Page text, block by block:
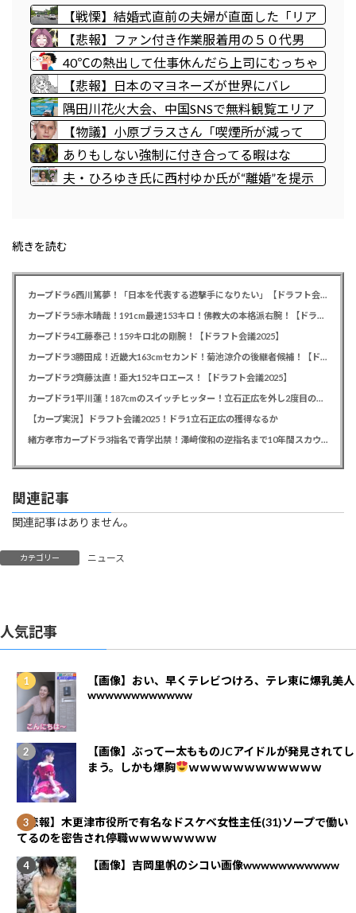
【戦慄】結婚式直前の夫婦が直面した「リア
ル死の恐怖」がヤバすぎる・・・・
【悲報】ファン付き作業服着用の５０代男
性、熱中症になる
40℃の熱出して仕事休んだら上司にむっちゃ
切れられた
【悲報】日本のマヨネーズが世界にバレ
る・・・
隅田川花火大会、中国SNSで無料観覧エリア
の場所取り転売（1席約3500円～）が横行
警告も無視警備員「ビニールシートは、人様
の所有物。警告以上のことはできない」
【物議】小原ブラスさん「喫煙所が減って
る？じゃあやめれば。タバコなんて家でだけ
吸ってればいい」
ありもしない強制に付き合ってる暇はな
い 〜 【産経新聞主張】 佐渡金山 韓国は
夫・ひろゆき氏に西村ゆか氏が“離婚”を提示
続きを読む
カープドラ6西川篤夢！「日本を代表する遊撃手になりたい」【ドラフト会議2025】
カープドラ5赤木晴哉！191cm最速153キロ！佛教大の本格派右腕！【ドラフト会議2025】
カープドラ4工藤泰己！159キロ北の剛腕！【ドラフト会議2025】
カープドラ3勝田成！近畿大163cmセカンド！菊池涼介の後継者候補！【ドラフト会議2025】
カープドラ2齊藤汰直！亜大152キロエース！【ドラフト会議2025】
カープドラ1平川蓮！187cmのスイッチヒッター！立石正広を外し2度目の重複も新井監督がクジを引き当てる！【ドラフト会議2025】
【カープ実況】ドラフト会議2025！ドラ1立石正広の獲得なるか
緒方孝市カープドラ3指名で青学出禁！澤﨑俊和の逆指名まで10年間スカウト出禁
関連記事
関連記事はありません。
カテゴリー ニュース
人気記事
【画像】おい、早くテレビつけろ、テレ東に爆乳美人
wwwwwwwwwwww
【画像】ぶってー太もものJCアイドルが発見されてし
まう。しかも爆胸
ｗｗｗｗｗｗｗｗｗｗｗｗ
【悲報】木更津市役所で有名なドスケベ女性主任(31)ソープで働い
てるのを密告され停職ｗｗｗｗｗｗｗｗ
【画像】吉岡里帆のシコい画像wwwwwwwwwww